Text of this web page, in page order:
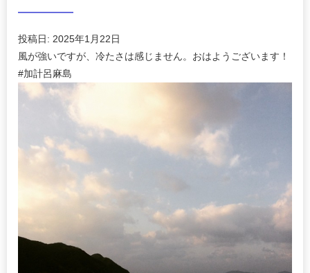
投稿日: 2025年1月22日
風が強いですが、冷たさは感じません。おはようございます！
#加計呂麻島